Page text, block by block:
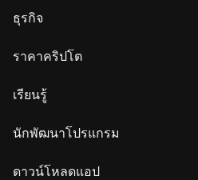
ธุรกิจ
ราคาคริปโต
เรียนรู้
นักพัฒนาโปรแกรม
ดาวน์โหลดแอป